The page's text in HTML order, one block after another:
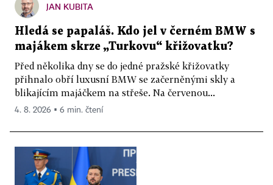
JAN KUBITA
Hledá se papaláš. Kdo jel v černém BMW s
majákem skrze „Turkovu“ křižovatku?
Před několika dny se do jedné pražské křižovatky
přihnalo obří luxusní BMW se začerněnými skly a
blikajícím majáčkem na střeše. Na červenou...
4. 8. 2026 ▪ 6 min. čtení